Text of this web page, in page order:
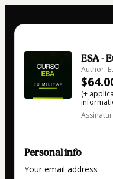
ESA -
Author:
(+
Personal info
Your email address